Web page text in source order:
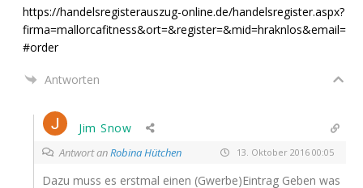
https://handelsregisterauszug-online.de/handelsregister.aspx?
firma=mallorcafitness&ort=&register=&mid=hraknlos&email=
#order
Antworten
Jim Snow
Antwort anRobina Hütchen 13. Oktober 2016 00:05
Dazu muss es erst­mal einen (Gwerbe)Eintrag Geben was